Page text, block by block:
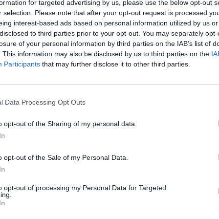
for targeted advertising by us, please use the below opt-out
selection. Please note that after your opt-out request is processed
interest-based ads based on personal information utilized by us
to third parties prior to your opt-out. You may separately
of your personal information by third parties on the IAB’s list of
This information may also be disclosed by us to third parties on the
Participants that may further disclose it to other third parties.
Data Processing Opt Outs
opt-out of the Sharing of my personal data.
opt-out of the Sale of my Personal Data.
opt-out of processing my Personal Data for Targeted
Rudy Giuliani a Come States?
Trump, Meloni e la strategia